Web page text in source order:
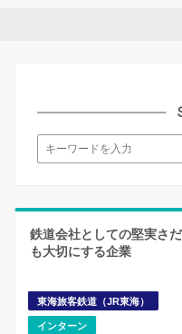
鉄道会社としての堅実さ
も大切にする企業
東海旅客鉄道（JR東海）
インターン